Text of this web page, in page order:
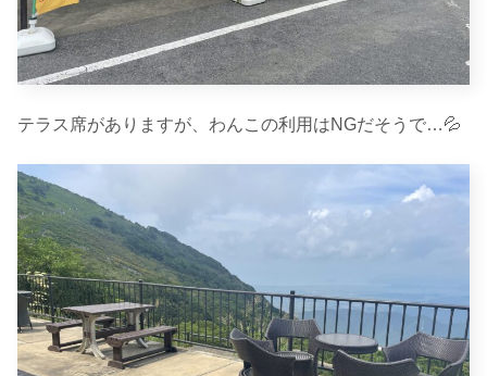
テラス席がありますが、わんこの利用はNGだそうで…💦